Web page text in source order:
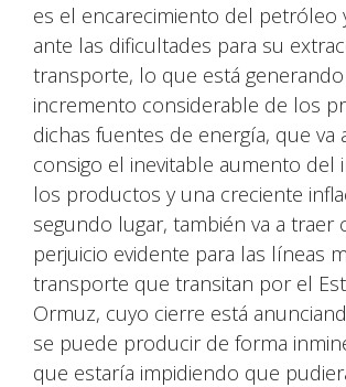
es el encarecimiento del petróleo
ante las dificultades para su
transporte, lo que está
incremento considerable de los
dichas fuentes de energía, que va
consigo el inevitable aumento del
los productos y una creciente
segundo lugar, también va a traer
perjuicio evidente para las líneas
transporte que transitan por el
Ormuz, cuyo cierre está
se puede producir de forma
que estaría impidiendo que